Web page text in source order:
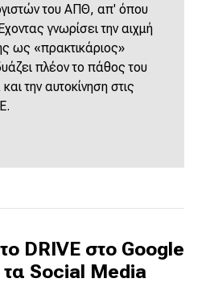
του ΑΠΘ, απ' όπου
γνωρίσει την αιχμή
ως «πρακτικάριος»
πλέον το πάθος του
την αυτοκίνηση στις
.
DRIVE στο Google
τα Social Media